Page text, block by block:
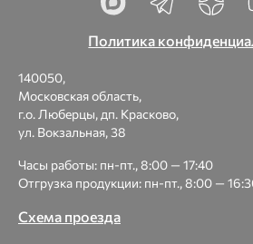
Политика
140050,
Московская область,
г.о. Люберцы, дп. Красково,
ул. Вокзальная, 38
Часы работы: пн-пт., 8:00 — 17:40
Отгрузка продукции: пн-пт., 8:00 —
Схема проезда